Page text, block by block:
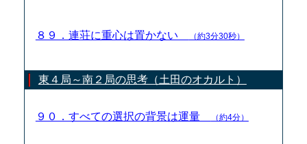
８９．連荘に重心は置かない （約3分30秒）
東４局～南２局の思考（土田のオカルト）
９０．すべての選択の背景は運量 （約4分）